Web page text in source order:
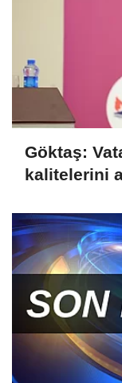
Göktaş:
kalitelerini